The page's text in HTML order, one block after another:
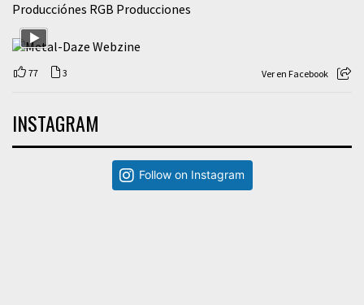
Producciónes RGB Producciones
77 3 Ver en Facebook
INSTAGRAM
Follow on Instagram